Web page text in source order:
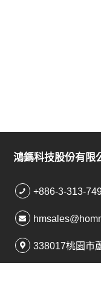
鴻鎷科技股份有限
+886-3-313-
338017桃園市